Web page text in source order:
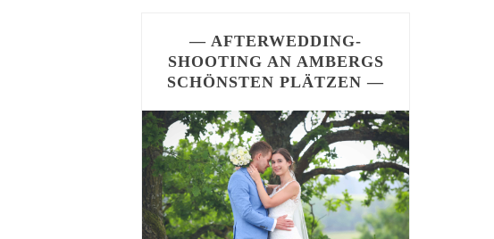
— AFTERWEDDING-
SHOOTING AN AMBERGS
SCHÖNSTEN PLÄTZEN —